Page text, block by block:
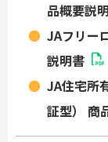
品概要説
JAフリー
説明書
JA住宅所
証型） 商